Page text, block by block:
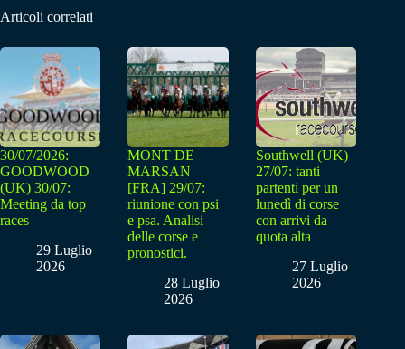
Articoli correlati
30/07/2026:
GOODWOOD
(UK) 30/07:
Meeting da top
races
29 Luglio
2026
MONT DE
MARSAN
[FRA] 29/07:
riunione con psi
e psa. Analisi
delle corse e
pronostici.
28 Luglio
2026
Southwell (UK)
27/07: tanti
partenti per un
lunedì di corse
con arrivi da
quota alta
27 Luglio
2026